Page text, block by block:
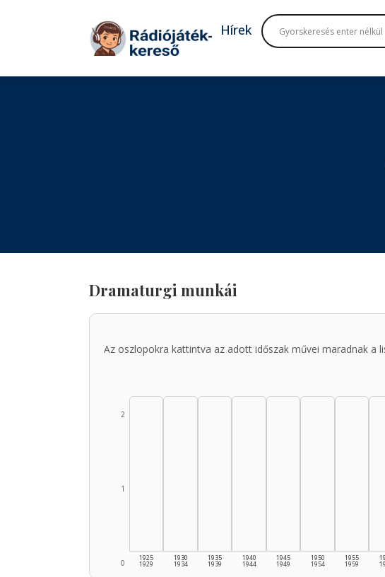
Tovább a tartalomhoz
Hírek
Dramaturgi munkái
Az oszlopokra kattintva az adott időszak művei maradnak a
0
1
2
1925
1929
1930
1934
1935
1939
1940
1944
1945
1949
1950
1954
1955
1959